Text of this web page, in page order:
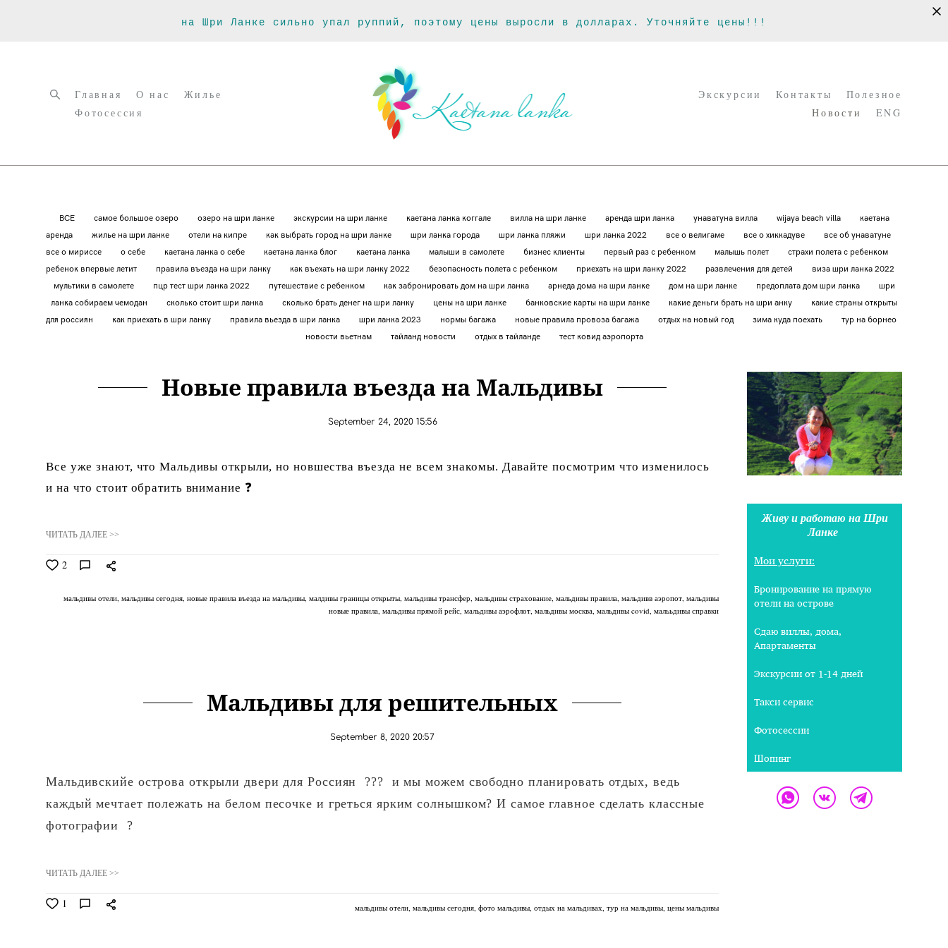
на Шри Ланке сильно упал руппий, поэтому цены выросли в долларах. Уточняйте цены!!!
Главная О нас
Жилье
Фотосессия
Экскурсии Контакты
Полезное
Новости
ENG
ВСЕ самое большое озеро озеро на шри ланке экскурсии на шри ланке каетана ланка коггале вилла на шри ланке аренда шри ланка унаватуна вилла wijaya beach villa
каетана
аренда
жилье на шри ланке отели на кипре как выбрать город на шри ланке шри ланка города шри ланка пляжи шри ланка 2022 все о велигаме все о хиккадуве
все об унаватуне
все о мириссе
о себе каетана ланка о себе каетана ланка блог каетана ланка малыши в самолете бизнес клиенты первый раз с ребенком малышь полет
страхи полета с ребенком
ребенок впервые летит
правила въезда на шри ланку как въехать на шри ланку 2022 безопасность полета с ребенком приехать на шри ланку 2022 развлечения для детей
виза шри ланка 2022
мультики в самолете
пцр тест шри ланка 2022 путешествие с ребенком как забронировать дом на шри ланка арнеда дома на шри ланке дом на шри ланке предоплата дом шри ланка
шри
ланка собираем чемодан
сколько стоит шри ланка сколько брать денег на шри ланку цены на шри ланке банковские карты на шри ланке какие деньги брать на шри анку
какие страны открыты
для россиян
как приехать в шри ланку правила вьезда в шри ланка шри ланка 2023 нормы багажа новые правила провоза багажа отдых на новый год зима куда поехать
тур на борнео
новости вьетнам
тайланд новости отдых в тайланде тест ковид аэропорта
Новые правила въезда на Мальдивы
September 24, 2020 15:56
Все уже знают, что Мальдивы открыли, но новшества въезда не всем знакомы. Давайте посмотрим что изменилось
и на что стоит обратить внимание ❓
ЧИТАТЬ ДАЛЕЕ >>
2
мальдивы отели мальдивы сегодня новые правила въезда на мальдивы малдивы границы открыты мальдивы трансфер мальдивы страхование мальдивы правила мальдивв аэропот мальдивы
новые правила мальдивы прямой рейс мальдивы аэрофлот мальдивы москва мальдивы covid малььдивы справки
Мальдивы для решительных
September 8, 2020 20:57
Мальдивскийе острова открыли двери для Россиян ??? и мы можем свободно планировать отдых, ведь
каждый мечтает полежать на белом песочке и греться ярким солнышком? И самое главное сделать классные
фотографии ?
ЧИТАТЬ ДАЛЕЕ >>
1 мальдивы отели мальдивы сегодня фото мальдивы отдых на мальдивах тур на мальдивы цены мальдивы
Живу и работаю на Шри
Ланке
Мои услуги:
Бронирование на прямую
отели на острове
Сдаю виллы, дома,
Апартаменты
Экскурсии от 1-14 дней
Такси сервис
Фотосессии
Шопинг